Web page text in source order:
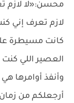
محسن:«لا لازم
لازم تعرف إني
كانت مسيطرة
العصير اللي
وأنفذ أوامرها
أرجعلكم من